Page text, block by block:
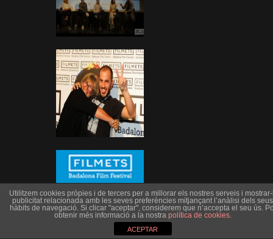
Utilitzem cookies pròpies i de tercers per a millorar els nostres serveis i
publicitat relacionada amb les seves preferències mitjançant l’anàlisi dels seus
hàbits de navegació. Si clicar "aceptar", considerem que n’accepta el seu ús.
obtenir més informació a la nostra política de cookies.
ACEPTAR